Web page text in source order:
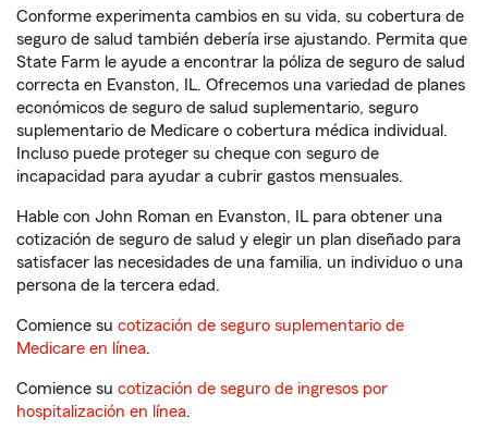
Conforme experimenta cambios en su vida, su cobertura de
seguro de salud también debería irse ajustando. Permita que
State Farm le ayude a encontrar la póliza de seguro de salud
correcta en Evanston, IL. Ofrecemos una variedad de planes
económicos de seguro de salud suplementario, seguro
suplementario de Medicare o cobertura médica individual.
Incluso puede proteger su cheque con seguro de
incapacidad para ayudar a cubrir gastos mensuales.
Hable con John Roman en Evanston, IL para obtener una
cotización de seguro de salud y elegir un plan diseñado para
satisfacer las necesidades de una familia, un individuo o una
persona de la tercera edad.
Comience su cotización de seguro suplementario de
Medicare en línea.
Comience su cotización de seguro de ingresos por
hospitalización en línea.